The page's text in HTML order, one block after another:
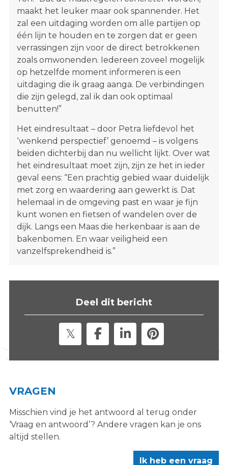
maakt het leuker maar ook spannender. Het
zal een uitdaging worden om alle partijen op
één lijn te houden en te zorgen dat er geen
verrassingen zijn voor de direct betrokkenen
zoals omwonenden. Iedereen zoveel mogelijk
op hetzelfde moment informeren is een
uitdaging die ik graag aanga. De verbindingen
die zijn gelegd, zal ik dan ook optimaal
benutten!”
Het eindresultaat – door Petra liefdevol het
‘wenkend perspectief’ genoemd – is volgens
beiden dichterbij dan nu wellicht lijkt. Over wat
het eindresultaat moet zijn, zijn ze het in ieder
geval eens: “Een prachtig gebied waar duidelijk
met zorg en waardering aan gewerkt is. Dat
helemaal in de omgeving past en waar je fijn
kunt wonen en fietsen of wandelen over de
dijk. Langs een Maas die herkenbaar is aan de
bakenbomen. En waar veiligheid een
vanzelfsprekendheid is.”
Deel dit bericht
VRAGEN
Misschien vind je het antwoord al terug onder
‘Vraag en antwoord’? Andere vragen kan je ons
altijd stellen.
Ik heb een vraag